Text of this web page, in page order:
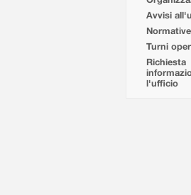
Avvisi
Normative
Turni
Richiesta
l'ufficio